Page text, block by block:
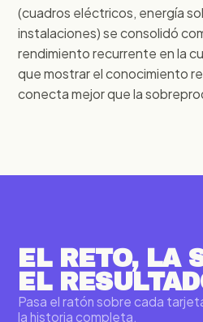
(cuadros eléctricos, energía
instalaciones) se consolidó
rendimiento recurrente en la
que mostrar el conocimiento
conecta mejor que la
EL RETO, LA
EL
Pasa el ratón sobre cada
la historia completa.